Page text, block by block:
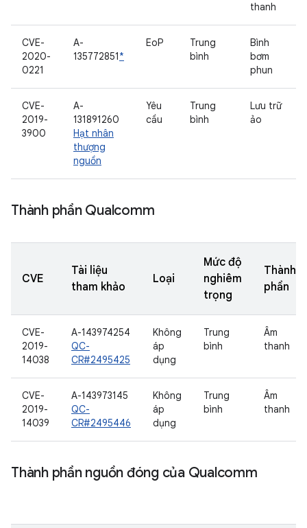
thanh
CVE-
2020-
0221
A-
135772851*
EoP
Trung
bình
Bình
bơm
phun
CVE-
2019-
3900
A-
131891260
Hạt nhân
thượng
nguồn
Yêu
cầu
Trung
bình
Lưu trữ
ảo
Thành phần Qualcomm
CVE
Tài liệu
tham khảo
Loại
Mức độ
nghiêm
trọng
Thành
phần
CVE-
2019-
14038
A-143974254
QC-
CR#2495425
Không
áp
dụng
Trung
bình
Âm
thanh
CVE-
2019-
14039
A-143973145
QC-
CR#2495446
Không
áp
dụng
Trung
bình
Âm
thanh
Thành phần nguồn đóng của Qualcomm